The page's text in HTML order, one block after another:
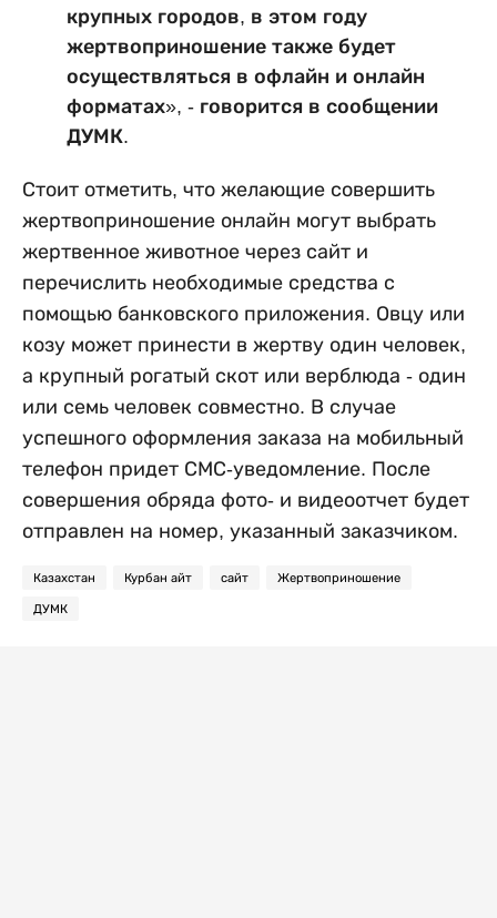
крупных городов, в этом году
жертвоприношение также будет
осуществляться в офлайн и онлайн
форматах», - говорится в сообщении
ДУМК.
Стоит отметить, что желающие совершить
жертвоприношение онлайн могут выбрать
жертвенное животное через сайт и
перечислить необходимые средства с
помощью банковского приложения. Овцу или
козу может принести в жертву один человек,
а крупный рогатый скот или верблюда - один
или семь человек совместно. В случае
успешного оформления заказа на мобильный
телефон придет СМС-уведомление. После
совершения обряда фото- и видеоотчет будет
отправлен на номер, указанный заказчиком.
Казахстан Курбан айт сайт Жертвоприношение
ДУМК